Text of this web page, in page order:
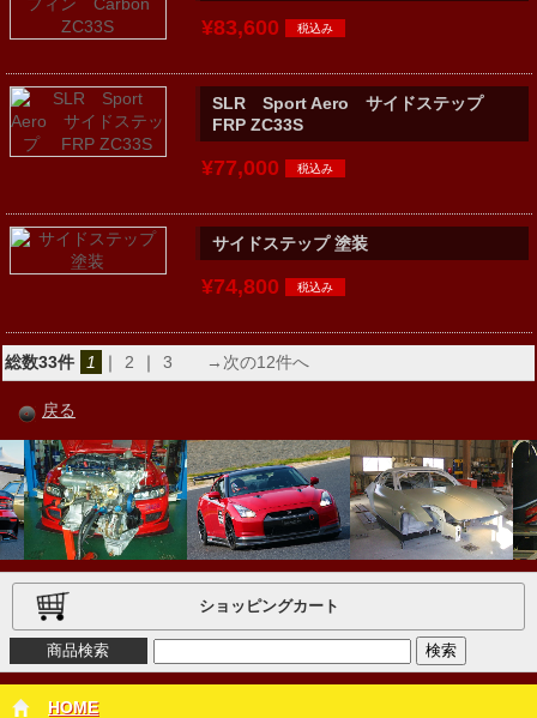
¥83,600
SLR Sport Aero サイドステップ
FRP ZC33S
¥77,000
サイドステップ 塗装
¥74,800
総数33件 1 ｜ 2 ｜ 3 →次の12件へ
戻る
ショッピングカート
商品検索
HOME